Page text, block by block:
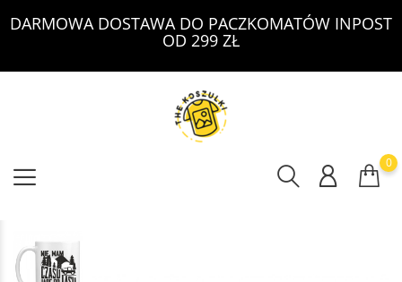
DARMOWA DOSTAWA DO PACZKOMATÓW INPOST
OD 299 ZŁ
0